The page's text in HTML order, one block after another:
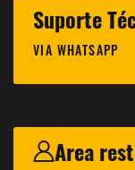
Suporte
VIA WHATSAPP
Area